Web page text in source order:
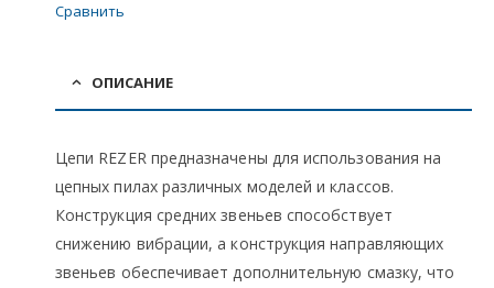
Сравнить
ОПИСАНИЕ
Цепи REZER предназначены для использования на
цепных пилах различных моделей и классов.
Конструкция средних звеньев способствует
снижению вибрации, а конструкция направляющих
звеньев обеспечивает дополнительную смазку, что